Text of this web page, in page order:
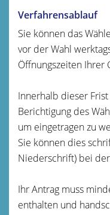
Verfahrensablauf
Sie können das
vor der Wahl
Öffnungszeiten Ihrer
Innerhalb dieser
Berichtigung des
um eingetragen zu
Sie können dies
Niederschrift) bei
Ihr Antrag muss
enthalten und